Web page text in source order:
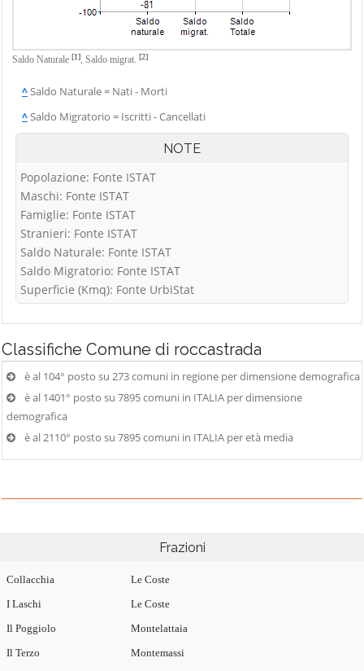
Saldo Naturale [1], Saldo migrat. [2]
^Saldo Naturale = Nati - Morti
^Saldo Migratorio = Iscritti - Cancellati
NOTE
Popolazione: Fonte ISTAT
Maschi: Fonte ISTAT
Famiglie: Fonte ISTAT
Stranieri: Fonte ISTAT
Saldo Naturale: Fonte ISTAT
Saldo Migratorio: Fonte ISTAT
Superficie (Kmq): Fonte UrbiStat
Classifiche Comune di roccastrada
è al 104° posto su 273 comuni in regione per dimensione demografica
è al 1401° posto su 7895 comuni in ITALIA per dimensione
demografica
è al 2110° posto su 7895 comuni in ITALIA per età media
Frazioni
Collacchia
I Laschi
Il Poggiolo
Il Terzo
Le Coste
Le Coste
Montelattaia
Montemassi